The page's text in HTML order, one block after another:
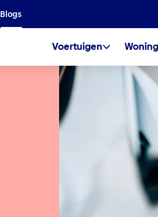
Blogs
Voertuigen Woning